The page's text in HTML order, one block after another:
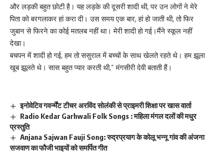
और लड़की बहुत छोटी है। यह लड़के की दूसरी शादी थी, पर उन लोगों ने मेरे
पिता को बरगलाकर हां करा दी। उस समय एक बार, हां हो जाती थी, तो फिर
जुबान से फिरने का कोई मतलब नहीं था। मेरी शादी हो गई।मैंने स्कूल नहीं
देखा।
बचपन में शादी हो गई, हम तो ससुराल में बच्चों के साथ खेलते रहते थे। हम झूला
खूब झूलते थे। सास बहुत प्यार करती थी,” मंगसीरी देवी बताती हैं।
इनोवेटिव गवर्न्मेंंट टीचर अरविंद सोलंकी से प्राइमरी शिक्षा पर खास वार्ता
Radio Kedar Garhwali Folk Songs : महिला मंगल दलों की मधुर
प्रस्तुति
Anjana Sajwan Fauji Song: रुद्रप्रयाग के कोलू भन्नू गांव की अंजना
सजवाण का फौजी भाइयों को समर्पित गीत